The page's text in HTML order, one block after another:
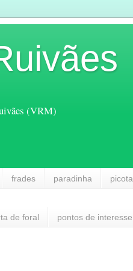
(VRM)
frades paradinha picota
de foral pontos de interesse